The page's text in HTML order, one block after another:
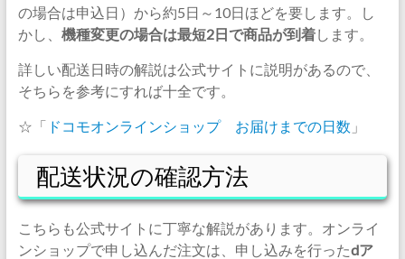
の場合は申込日）から約5日～10日ほどを要します。し
かし、 機種変更の場合は最短2日で商品が到着します。
詳しい配送日時の解説は公式サイトに説明があるので、
そちらを参考にすれば十全です。
☆「 ドコモオンラインショップ お届けまでの日数 」
配送状況の確認方法
こちらも公式サイトに丁寧な解説があります。オンライ
ンショップで申し込んだ注文は、申し込みを行ったdア